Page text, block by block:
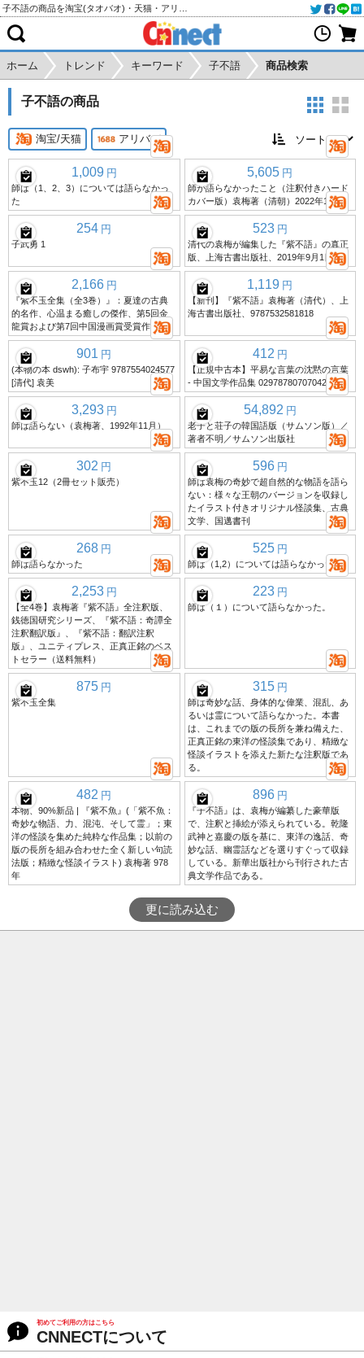
ホーム トレンド キーワード 子不語 商品検索
子不語の商品
淘宝/天猫 アリババ
1,009 円
師は（1、2、3）については語らなかっ
た
5,605 円
師が語らなかったこと（注釈付きハード
カバー版）袁梅著（清朝）2022年12月
254 円
子武勇 1
523 円
清代の袁梅が編集した『紫不語』の真正
版、上海古書出版社、2019年9月1日
2,166 円
『紫不玉全集（全3巻）』：夏達の古典
的名作、心温まる癒しの傑作、第5回金
龍賞および第7回中国漫画賞受賞作。
1,119 円
【新刊】『紫不語』袁梅著（清代）、上
海古書出版社、9787532581818
901 円
(本物の本 dswh): 子布宇 9787554024577
[清代] 袁美
412 円
【正規中古本】平易な言葉の沈黙の言葉
- 中国文学作品集 029787807070429
3,293 円
師は語らない（袁梅著、1992年11月）
54,892 円
老子と荘子の韓国語版（サムソン版）／
著者不明／サムソン出版社
302 円
紫不玉12（2冊セット販売）
596 円
師は袁梅の奇妙で超自然的な物語を語ら
ない：様々な王朝のバージョンを収録し
たイラスト付きオリジナル怪談集、古典
文学、国邁書刊
268 円
師は語らなかった
525 円
師は（1,2）については語らなかった
2,253 円
【全4巻】袁梅著『紫不語』全注釈版、
銭徳国研究シリーズ、『紫不語：奇譚全
注釈翻訳版』、『紫不語：翻訳注釈
版』、ユニティプレス、正真正銘のベス
トセラー（送料無料）
223 円
師は（１）について語らなかった。
875 円
紫不玉全集
315 円
師は奇妙な話、身体的な偉業、混乱、あ
るいは霊について語らなかった。本書
は、これまでの版の長所を兼ね備えた、
正真正銘の東洋の怪談集であり、精緻な
怪談イラストを添えた新たな注釈版であ
る。
482 円
本物、90%新品 | 『紫不魚』(「紫不魚：
奇妙な物語、力、混沌、そして霊」；東
洋の怪談を集めた純粋な作品集；以前の
版の長所を組み合わせた全く新しい句読
法版；精緻な怪談イラスト) 袁梅著 978
年
896 円
『子不語』は、袁梅が編纂した豪華版
で、注釈と挿絵が添えられている。乾隆
武神と嘉慶の版を基に、東洋の逸話、奇
妙な話、幽霊話などを選りすぐって収録
している。新華出版社から刊行された古
典文学作品である。
更に読み込む
初めてご利用の方はこちら
CNNECTについて